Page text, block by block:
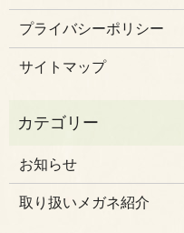
プライバシーポリシー
サイトマップ
お知らせ
取り扱いメガネ紹介